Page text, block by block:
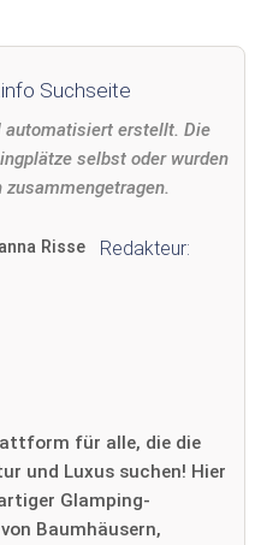
Suchseite
automatisiert erstellt. Die
selbst oder wurden
zusammengetragen.
Redakteur:
für alle, die die
und Luxus suchen! Hier
Glamping-
Baumhäusern,